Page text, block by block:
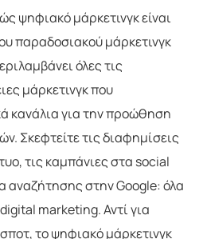
ψηφιακό μάρκετινγκ είναι
παραδοσιακού μάρκετινγκ
όλες τις
μάρκετινγκ που
κανάλια για την προώθηση
Σκεφτείτε τις διαφημίσεις
τις καμπάνιες στα social
αναζήτησης στην Google: όλα
marketing. Αντί για
το ψηφιακό μάρκετινγκ